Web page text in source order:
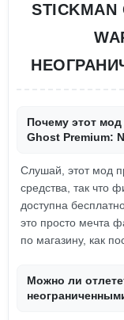
STICKMAN
Почему этот
Ghost Premium:
Слушай, этот мод
средства, так что
доступна
это просто мечта
по магазину, как
Можно ли